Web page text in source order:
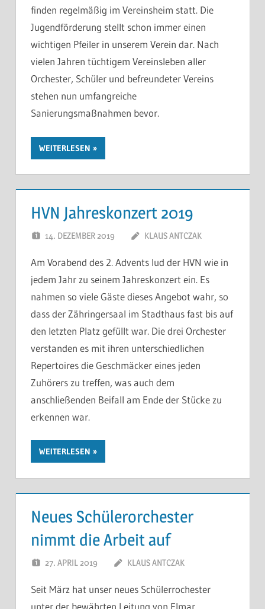
finden regelmäßig im Vereinsheim statt. Die
Jugendförderung stellt schon immer einen
wichtigen Pfeiler in unserem Verein dar. Nach
vielen Jahren tüchtigem Vereinsleben aller
Orchester, Schüler und befreundeter Vereins
stehen nun umfangreiche
Sanierungsmaßnahmen bevor.
WEITERLESEN
HVN Jahreskonzert 2019
14. DEZEMBER 2019 KLAUS ANTCZAK
Am Vorabend des 2. Advents lud der HVN wie in
jedem Jahr zu seinem Jahreskonzert ein. Es
nahmen so viele Gäste dieses Angebot wahr, so
dass der Zähringersaal im Stadthaus fast bis auf
den letzten Platz gefüllt war. Die drei Orchester
verstanden es mit ihren unterschiedlichen
Repertoires die Geschmäcker eines jeden
Zuhörers zu treffen, was auch dem
anschließenden Beifall am Ende der Stücke zu
erkennen war.
WEITERLESEN
Neues Schülerorchester
nimmt die Arbeit auf
27. APRIL 2019 KLAUS ANTCZAK
Seit März hat unser neues Schülerrochester
unter der bewährten Leitung von Elmar